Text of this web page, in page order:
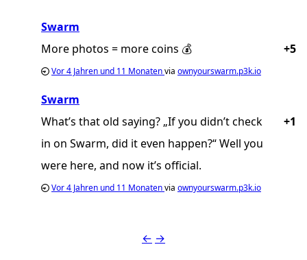
Swarm
+5
More photos = more coins 💰
Vor4 Jahren und 11 Monatenvia ownyourswarm.p3k.io
Swarm
+1
What’s that old saying? „If you didn’t check
in on Swarm, did it even happen?“ Well you
were here, and now it’s official.
Vor4 Jahren und 11 Monatenvia ownyourswarm.p3k.io
← →